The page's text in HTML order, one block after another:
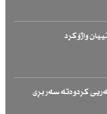
واژۆكرد
كردوەتە سەر بڕی